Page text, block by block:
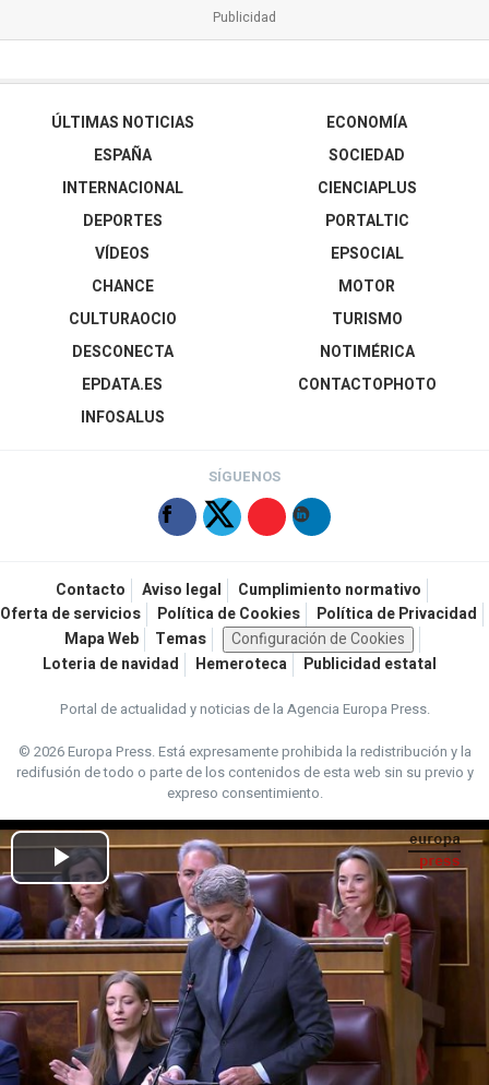
ÚLTIMAS NOTICIAS
ESPAÑA
INTERNACIONAL
DEPORTES
VÍDEOS
ECONOMÍA
SOCIEDAD
CIENCIAPLUS
PORTALTIC
EPSOCIAL
CHANCE
CULTURAOCIO
DESCONECTA
EPDATA.ES
INFOSALUS
MOTOR
TURISMO
NOTIMÉRICA
CONTACTOPHOTO
SÍGUENOS
Contacto Aviso legal
Cumplimiento normativo
Oferta de servicios
Política de Cookies
Política de Privacidad
Mapa Web
Temas
Configuración de Cookies
Loteria de navidad
Hemeroteca Publicidad estatal
Portal de actualidad y noticias de la Agencia Europa Press.
© 2026 Europa Press.Está expresamente prohibida la redistribución y la
redifusión de todo o parte de los contenidos de esta web sin su previo y
expreso consentimiento.